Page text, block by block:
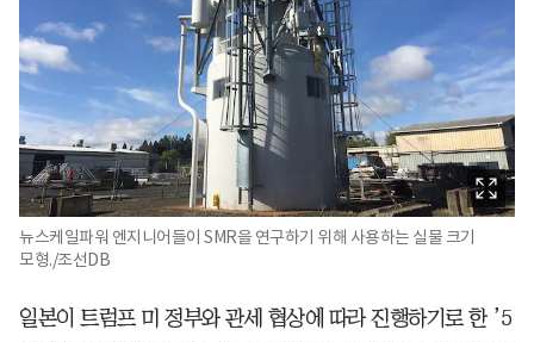
뉴스케일파워 엔지니어들이 SMR을 연구하기 위해 사용하는 실물 크기
모형./조선DB
일본이 트럼프 미 정부와 관세 협상에 따라 진행하기로 한 ’5